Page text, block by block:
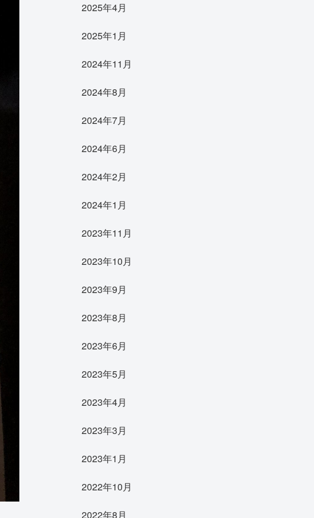
2025年4月
2025年1月
2024年11月
2024年8月
2024年7月
2024年6月
2024年2月
2024年1月
2023年11月
2023年10月
2023年9月
2023年8月
2023年6月
2023年5月
2023年4月
2023年3月
2023年1月
2022年10月
2022年8月